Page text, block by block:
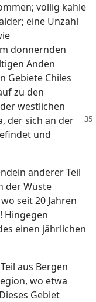
völlig kahle
eine Unzahl
donnernden
Anden
Gebiete Chiles
zu den
westlichen
der sich an der
und
anderer Teil
der Wüste
seit 20 Jahren
Hingegen
einen jährlichen
aus Bergen
wo etwa
Gebiet